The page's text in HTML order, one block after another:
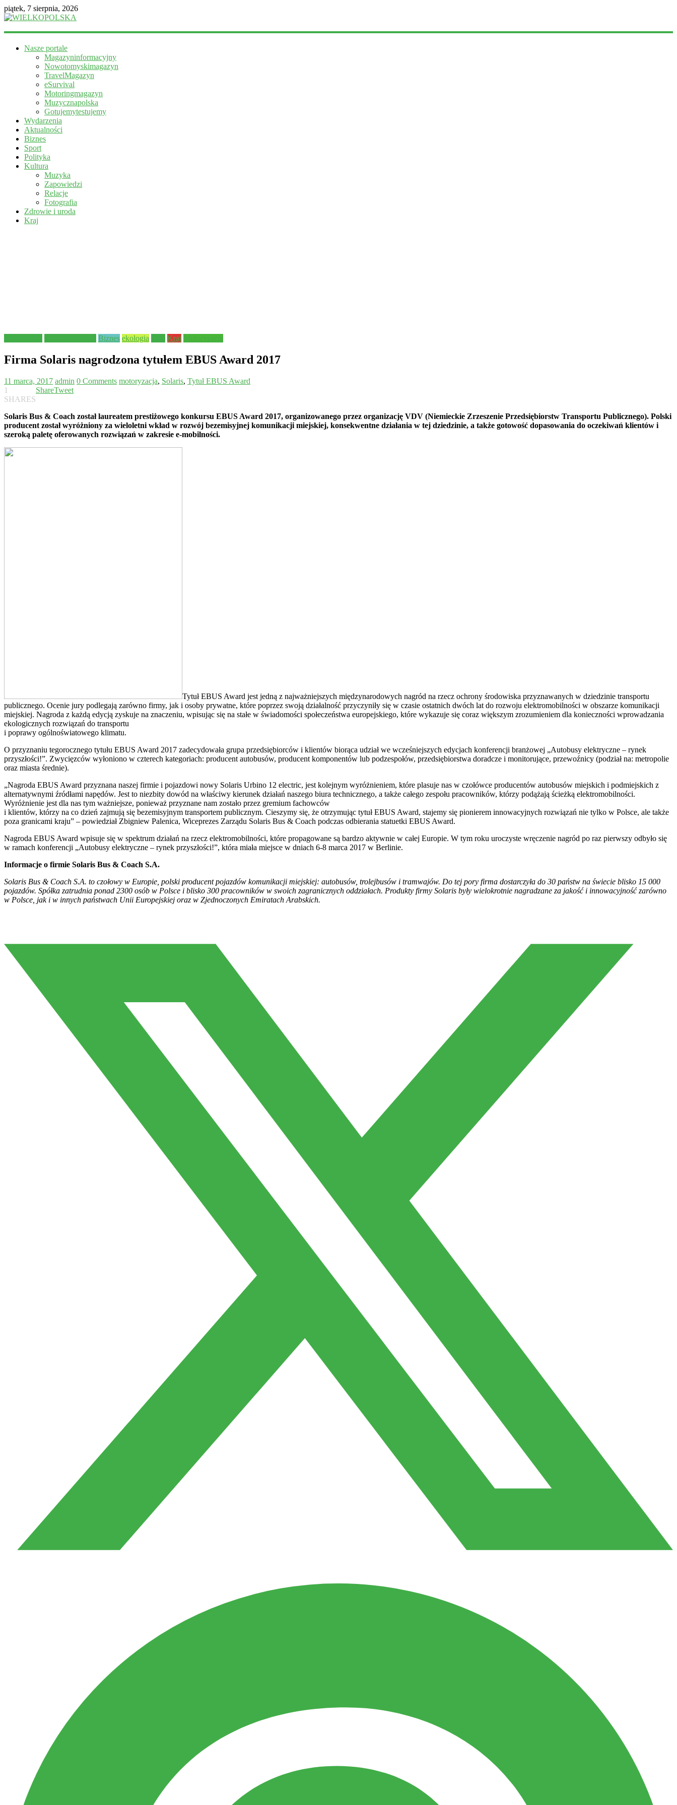
piątek, 7 sierpnia, 2026
WIELKOPOLSKA
informacyjny
Nasze portale
Magazyninformacyjny
Nowotomyskimagazyn
TravelMagazyn
eSurvival
Motoringmagazyn
Muzycznapolska
Gotujemytestujemy
Wydarzenia
Aktualności
Biznes
Sport
Polityka
Kultura
Muzyka
Zapowiedzi
Relacje
Fotografia
Zdrowie i uroda
Kraj
Biznes ekologia Kraj
Firma Solaris nagrodzona tytułem EBUS Award 2017
11 marca, 2017 admin 0 Comments motoryzacja, Solaris, Tytuł EBUS Award
1
SHARES
ShareTweet
Solaris Bus & Coach został laureatem prestiżowego konkursu EBUS Award 2017, organizowanego przez organizację VDV (Niemieckie Zrzeszenie Przedsiębiorstw Transportu Publicznego). Polski
producent został wyróżniony za wieloletni wkład w rozwój bezemisyjnej komunikacji miejskiej, konsekwentne działania w tej dziedzinie, a także gotowość dopasowania do oczekiwań klientów i
szeroką paletę oferowanych rozwiązań w zakresie e-mobilności.
Tytuł EBUS Award jest jedną z najważniejszych międzynarodowych nagród na rzecz ochrony środowiska przyznawanych w dziedzinie transportu
publicznego. Ocenie jury podlegają zarówno firmy, jak i osoby prywatne, które poprzez swoją działalność przyczyniły się w czasie ostatnich dwóch lat do rozwoju elektromobilności w obszarze komunikacji
miejskiej. Nagroda z każdą edycją zyskuje na znaczeniu, wpisując się na stałe w świadomości społeczeństwa europejskiego, które wykazuje się coraz większym zrozumieniem dla konieczności wprowadzania
ekologicznych rozwiązań do transportu
i poprawy ogólnoświatowego klimatu.
O przyznaniu tegorocznego tytułu EBUS Award 2017 zadecydowała grupa przedsiębiorców i klientów biorąca udział we wcześniejszych edycjach konferencji branżowej „Autobusy elektryczne – rynek
przyszłości!”. Zwycięzców wyłoniono w czterech kategoriach: producent autobusów, producent komponentów lub podzespołów, przedsiębiorstwa doradcze i monitorujące, przewoźnicy (podział na: metropolie
oraz miasta średnie).
„Nagroda EBUS Award przyznana naszej firmie i pojazdowi nowy Solaris Urbino 12 electric, jest kolejnym wyróżnieniem, które plasuje nas w czołówce producentów autobusów miejskich i podmiejskich z
alternatywnymi źródłami napędów. Jest to niezbity dowód na właściwy kierunek działań naszego biura technicznego, a także całego zespołu pracowników, którzy podążają ścieżką elektromobilności.
Wyróżnienie jest dla nas tym ważniejsze, ponieważ przyznane nam zostało przez gremium fachowców
i klientów, którzy na co dzień zajmują się bezemisyjnym transportem publicznym. Cieszymy się, że otrzymując tytuł EBUS Award, stajemy się pionierem innowacyjnych rozwiązań nie tylko w Polsce, ale także
poza granicami kraju” – powiedział Zbigniew Palenica, Wiceprezes Zarządu Solaris Bus & Coach podczas odbierania statuetki EBUS Award.
Nagroda EBUS Award wpisuje się w spektrum działań na rzecz elektromobilności, które propagowane są bardzo aktywnie w całej Europie. W tym roku uroczyste wręczenie nagród po raz pierwszy odbyło się
w ramach konferencji „Autobusy elektryczne – rynek przyszłości!”, która miała miejsce w dniach 6‑8 marca 2017 w Berlinie.
Informacje o firmie Solaris Bus & Coach S.A.
Solaris Bus & Coach S.A. to czołowy w Europie, polski producent pojazdów komunikacji miejskiej: autobusów, trolejbusów i tramwajów. Do tej pory firma dostarczyła do 30 państw na świecie blisko 15 000
pojazdów. Spółka zatrudnia ponad 2300 osób w Polsce i blisko 300 pracowników w swoich zagranicznych oddziałach. Produkty firmy Solaris były wielokrotnie nagradzane za jakość i innowacyjność zarówno
w Polsce, jak i w innych państwach Unii Europejskiej oraz w Zjednoczonych Emiratach Arabskich.